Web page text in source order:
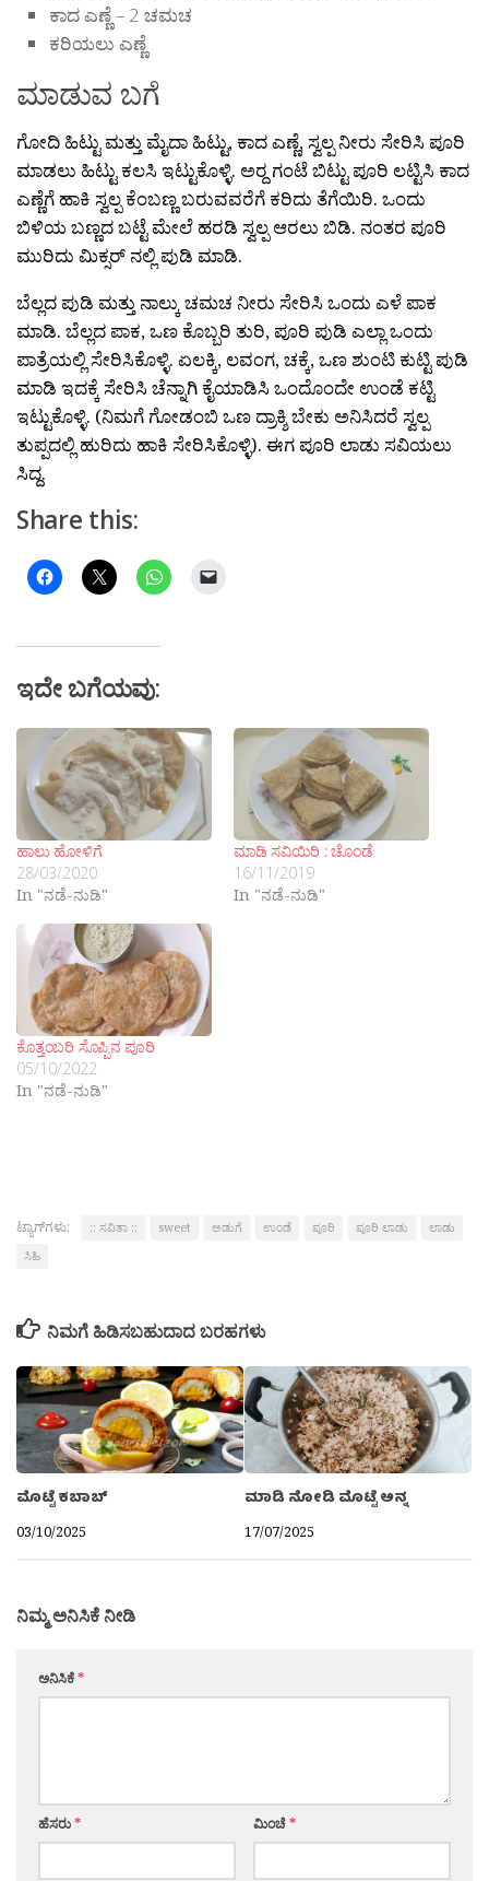
ಕಾದ ಎಣ್ಣೆ – 2 ಚಮಚ
ಕರಿಯಲು ಎಣ್ಣೆ
ಮಾಡುವ ಬಗೆ
ಗೋದಿ ಹಿಟ್ಟು ಮತ್ತು ಮೈದಾ ಹಿಟ್ಟು, ಕಾದ ಎಣ್ಣೆ, ಸ್ವಲ್ಪ ನೀರು ಸೇರಿಸಿ ಪೂರಿ
ಮಾಡಲು ಹಿಟ್ಟು ಕಲಸಿ ಇಟ್ಟುಕೊಳ್ಳಿ. ಅರ‍್ದ ಗಂಟೆ ಬಿಟ್ಟು ಪೂರಿ ಲಟ್ಟಿಸಿ ಕಾದ
ಎಣ್ಣೆಗೆ ಹಾಕಿ ಸ್ವಲ್ಪ ಕೆಂಬಣ್ಣ ಬರುವವರೆಗೆ ಕರಿದು ತೆಗೆಯಿರಿ. ಒಂದು
ಬಿಳಿಯ ಬಣ್ಣದ ಬಟ್ಟೆ ಮೇಲೆ ಹರಡಿ ಸ್ವಲ್ಪ ಆರಲು ಬಿಡಿ. ನಂತರ ಪೂರಿ
ಮುರಿದು ಮಿಕ್ಸರ‍್ ನಲ್ಲಿ ಪುಡಿ ಮಾಡಿ.
ಬೆಲ್ಲದ ಪುಡಿ ಮತ್ತು ನಾಲ್ಕು ಚಮಚ ನೀರು ಸೇರಿಸಿ ಒಂದು ಎಳೆ ಪಾಕ
ಮಾಡಿ. ಬೆಲ್ಲದ ಪಾಕ, ಒಣ ಕೊಬ್ಬರಿ ತುರಿ, ಪೂರಿ ಪುಡಿ ಎಲ್ಲಾ ಒಂದು
ಪಾತ್ರೆಯಲ್ಲಿ ಸೇರಿಸಿಕೊಳ್ಳಿ. ಏಲಕ್ಕಿ, ಲವಂಗ, ಚಕ್ಕೆ, ಒಣ ಶುಂಟಿ ಕುಟ್ಟಿ ಪುಡಿ
ಮಾಡಿ ಇದಕ್ಕೆ ಸೇರಿಸಿ ಚೆನ್ನಾಗಿ ಕೈಯಾಡಿಸಿ ಒಂದೊಂದೇ ಉಂಡೆ ಕಟ್ಟಿ
ಇಟ್ಟುಕೊಳ್ಳಿ. (ನಿಮಗೆ ಗೋಡಂಬಿ ಒಣ ದ್ರಾಕ್ಶಿ ಬೇಕು ಅನಿಸಿದರೆ ಸ್ವಲ್ಪ
ತುಪ್ಪದಲ್ಲಿ ಹುರಿದು ಹಾಕಿ ಸೇರಿಸಿಕೊಳ್ಳಿ). ಈಗ ಪೂರಿ ಲಾಡು ಸವಿಯಲು
ಸಿದ್ದ.
Share this:
ಇದೇ ಬಗೆಯವು:
ಹಾಲು ಹೋಳಿಗೆ
28/03/2020
In "ನಡೆ-ನುಡಿ"
ಮಾಡಿ ಸವಿಯಿರಿ : ಚೊಂಡೆ
16/11/2019
In "ನಡೆ-ನುಡಿ"
ಕೊತ್ತಂಬರಿ ಸೊಪ್ಪಿನ ಪೂರಿ
05/10/2022
In "ನಡೆ-ನುಡಿ"
ಟ್ಯಾಗ್‌ಗಳು: :: ಸವಿತಾ :: sweet ಅಡುಗೆ ಉಂಡೆ ಪೂರಿ ಪೂರಿ ಲಾಡು
ಲಾಡು
ಸಿಹಿ
ನಿಮಗೆ ಹಿಡಿಸಬಹುದಾದ ಬರಹಗಳು
ಮೊಟ್ಟೆ ಕಬಾಬ್
03/10/2025
ಮಾಡಿ ನೋಡಿ ಮೊಟ್ಟೆ ಅನ್ನ
17/07/2025
ನಿಮ್ಮ ಅನಿಸಿಕೆ ನೀಡಿ
ಅನಿಸಿಕೆ*
ಹೆಸರು* ಮಿಂಚೆ*